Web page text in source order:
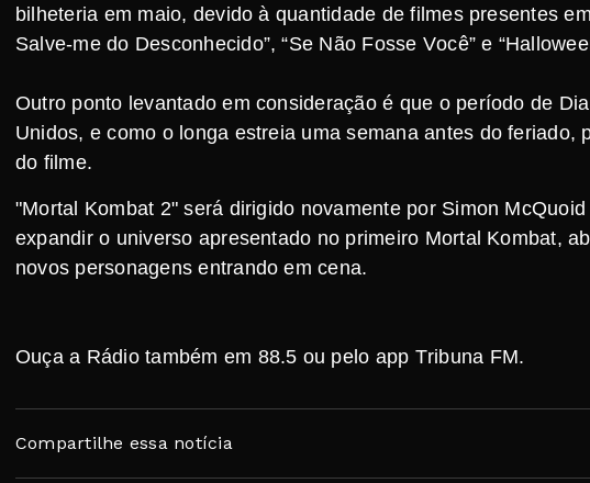
bilheteria em maio, devido à quantidade de filmes presentes
Salve-me do Desconhecido”, “Se Não Fosse Você” e
Outro ponto levantado em consideração é que o período de
Unidos, e como o longa estreia uma semana antes do feriado,
do filme.
"Mortal Kombat 2" será dirigido novamente por Simon
expandir o universo apresentado no primeiro Mortal Kombat,
novos personagens entrando em cena.
Ouça a Rádio também em 88.5 ou pelo app Tribuna FM.
Compartilhe essa notícia